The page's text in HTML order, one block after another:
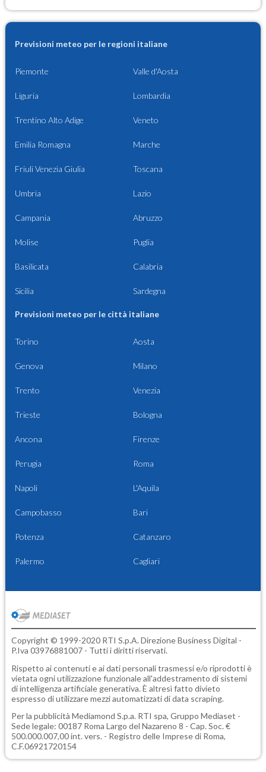
Previsioni meteo per le regioni italiane
Piemonte Valle d'Aosta
Liguria Lombardia
Trentino Alto Adige Veneto
Emilia Romagna Marche
Friuli Venezia Giulia Toscana
Umbria Lazio
Campania Abruzzo
Molise Puglia
Basilicata Calabria
Sicilia Sardegna
Previsioni meteo per le città italiane
Torino Aosta
Genova Milano
Trento Venezia
Trieste Bologna
Ancona Firenze
Perugia Roma
Napoli L'Aquila
Campobasso Bari
Potenza Catanzaro
Palermo Cagliari
Copyright © 1999-2020 RTI S.p.A. Direzione Business Digital -
P.Iva 03976881007 - Tutti i diritti riservati.
Rispetto ai contenuti e ai dati personali trasmessi e/o riprodotti è
vietata ogni utilizzazione funzionale all'addestramento di sistemi
di intelligenza artificiale generativa. È altresì fatto divieto
espresso di utilizzare mezzi automatizzati di data scraping.
Per la pubblicità Mediamond S.p.a. RTI spa, Gruppo Mediaset -
Sede legale: 00187 Roma Largo del Nazareno 8 - Cap. Soc. €
500.000.007,00 int. vers. - Registro delle Imprese di Roma,
C.F.06921720154